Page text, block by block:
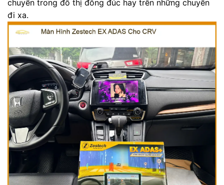
chuyển trong đô thị đông đúc hay trên những chuyến
đi xa.